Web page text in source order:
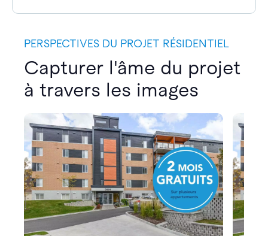
PERSPECTIVES DU PROJET RÉSIDENTIEL
Capturer l'âme du projet
à travers les images